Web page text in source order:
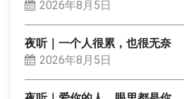
2026年8月5日
夜听｜一个人很累，也很无奈
2026年8月5日